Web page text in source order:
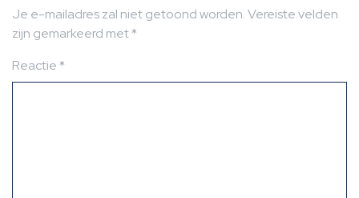
Je e-mailadres zal niet getoond worden.Vereiste velden
zijn gemarkeerd met*
Reactie*